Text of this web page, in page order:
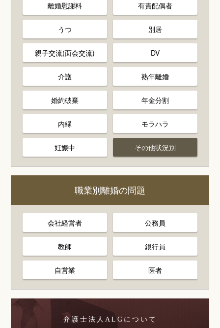
離婚慰謝料 有責配偶者
うつ 別居
親子交流(面会交流) DV
介護 熟年離婚
婚約破棄 年金分割
内縁 モラハラ
妊娠中 その他状況別
職業別離婚の問題
会社経営者 公務員
教師 銀行員
自営業 医者
弁護士法人ALGについて